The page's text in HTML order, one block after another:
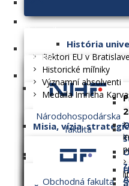
História
Rektori EU v Bratislave
Historické míľniky
Významní absolventi
Medaila Imricha
Misia, vízia,
Dlhodobý zámer
Fakulty
Národohospodárska
fakulta
Obchodná fakulta